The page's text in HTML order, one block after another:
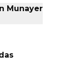
Munayer